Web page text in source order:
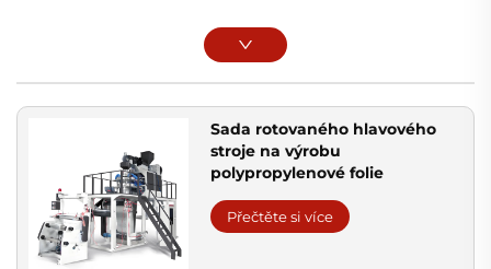
Sada rotovaného hlavového
stroje na výrobu
polypropylenové folie
Přečtěte si více